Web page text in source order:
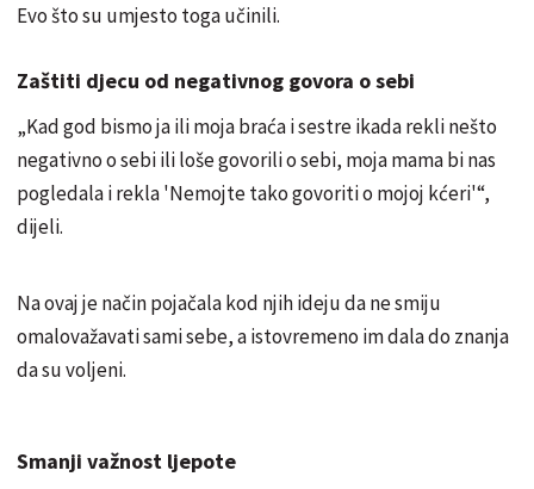
Evo što su umjesto toga učinili.
Zaštiti djecu od negativnog govora o sebi
„Kad god bismo ja ili moja braća i sestre ikada rekli nešto
negativno o sebi ili loše govorili o sebi, moja mama bi nas
pogledala i rekla 'Nemojte tako govoriti o mojoj kćeri'“,
dijeli.
Na ovaj je način pojačala kod njih ideju da ne smiju
omalovažavati sami sebe, a istovremeno im dala do znanja
da su voljeni.
Smanji važnost ljepote